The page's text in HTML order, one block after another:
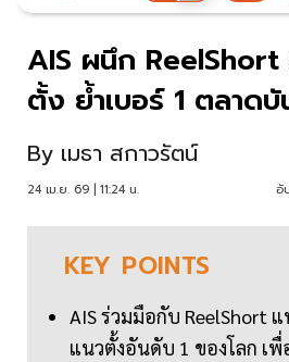
AIS ผนึก
ตั้ง ย้ำเบอร์ 1 ตลาดบั
By เมธา สกาวรัตน์
24 เม.ย. 69 | 11:24 น. อั
KEY POINTS
AIS ร่วมมือกับ ReelShort
แนวตั้งอันดับ 1 ของโลก เ